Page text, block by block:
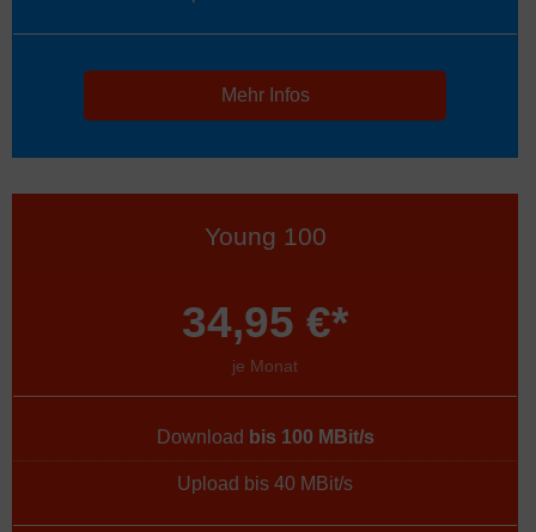
Mehr Infos
Young 100
34,95 €*
je Monat
Download bis 100 MBit/s
Upload bis 40 MBit/s